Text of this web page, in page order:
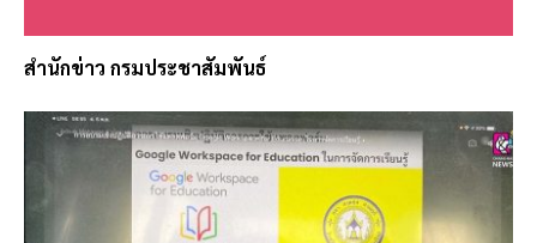
สำนักข่าว กรมประชาสัมพันธ์